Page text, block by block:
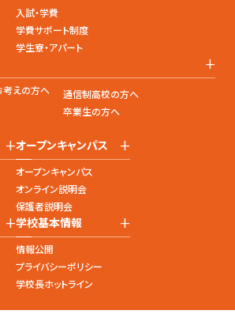
入試・学費
学費サポート制度
学生寮・アパート
+
考えの方へ
通信制高校の方へ
卒業生の方へ
+オープンキャンパス +
オープンキャンパス
オンライン説明会
保護者説明会
+学校基本情報 +
情報公開
プライバシーポリシー
学校長ホットライン